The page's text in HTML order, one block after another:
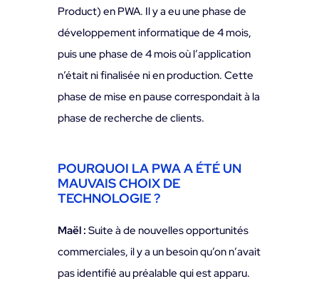
Product) en PWA. Il y a eu une phase de
développement informatique de 4 mois,
puis une phase de 4 mois où l’application
n’était ni finalisée ni en production. Cette
phase de mise en pause correspondait à la
phase de recherche de clients.
POURQUOI LA PWA A ÉTÉ UN
MAUVAIS CHOIX DE
TECHNOLOGIE ?
Maël : Suite à de nouvelles opportunités
commerciales, il y a un besoin qu’on n’avait
pas identifié au préalable qui est apparu.